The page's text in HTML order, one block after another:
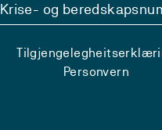
Krise- og
Personvern